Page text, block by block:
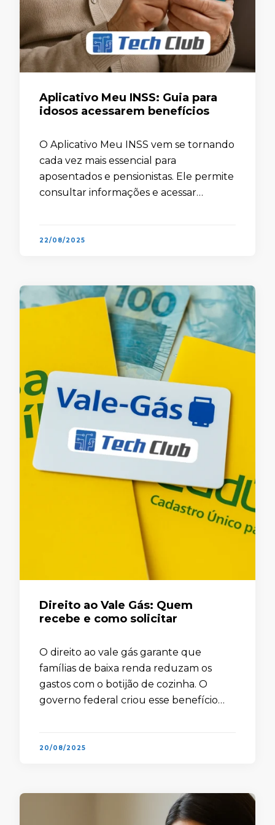
Aplicativo Meu INSS: Guia para
idosos acessarem benefícios
O Aplicativo Meu INSS vem se tornando
cada vez mais essencial para
aposentados e pensionistas. Ele permite
consultar informações e acessar
autonomia, economia de tempo e …
22/08/2025
Direito ao Vale Gás: Quem
recebe e como solicitar
O direito ao vale gás garante que
famílias de baixa renda reduzam os
gastos com o botijão de cozinha. O
governo federal criou esse benefício
20/08/2025